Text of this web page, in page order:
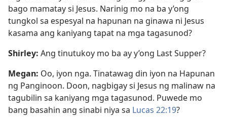
bago mamatay si Jesus. Narinig mo na ba y’ong
tungkol sa espesyal na hapunan na ginawa ni Jesus
kasama ang kaniyang tapat na mga tagasunod?
Shirley: Ang tinutukoy mo ba ay y’ong Last Supper?
Megan: Oo, iyon nga. Tinatawag din iyon na Hapunan
ng Panginoon. Doon, nagbigay si Jesus ng malinaw na
tagubilin sa kaniyang mga tagasunod. Puwede mo
bang basahin ang sinabi niya sa Lucas 22:19?